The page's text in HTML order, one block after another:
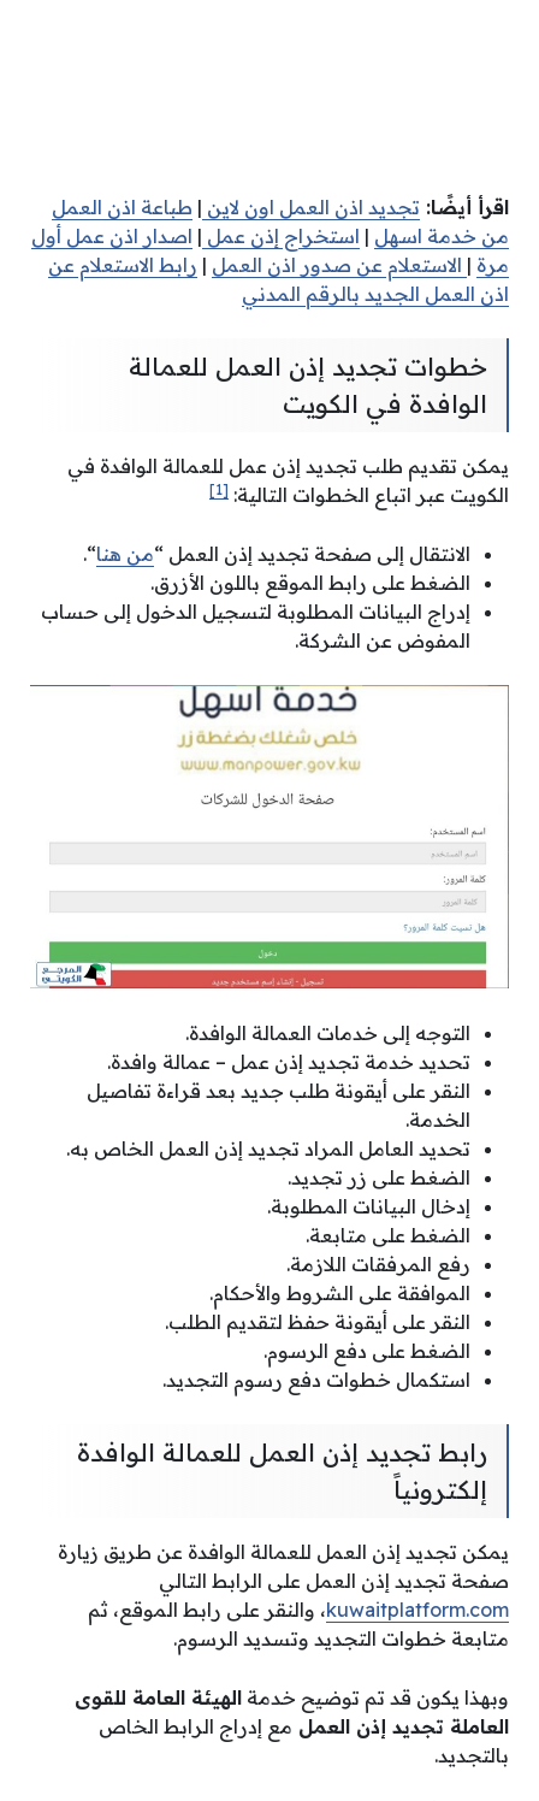
اقرأ أيضًا: تجديد اذن العمل اون لاين | طباعة اذن العمل
من خدمة اسهل | استخراج إذن عمل | اصدار اذن عمل أول
مرة | الاستعلام عن صدور اذن العمل | رابط الاستعلام عن
اذن العمل الجديد بالرقم المدني
خطوات تجديد إذن العمل للعمالة
الوافدة في الكويت
يمكن تقديم طلب تجديد إذن عمل للعمالة الوافدة في
الكويت عبر اتباع الخطوات التالية: [1]
الانتقال إلى صفحة تجديد إذن العمل “من هنا“.
الضغط على رابط الموقع باللون الأزرق.
إدراج البيانات المطلوبة لتسجيل الدخول إلى حساب
المفوض عن الشركة.
التوجه إلى خدمات العمالة الوافدة.
تحديد خدمة تجديد إذن عمل – عمالة وافدة.
النقر على أيقونة طلب جديد بعد قراءة تفاصيل
الخدمة.
تحديد العامل المراد تجديد إذن العمل الخاص به.
الضغط على زر تجديد.
إدخال البيانات المطلوبة.
الضغط على متابعة.
رفع المرفقات اللازمة.
الموافقة على الشروط والأحكام.
النقر على أيقونة حفظ لتقديم الطلب.
الضغط على دفع الرسوم.
استكمال خطوات دفع رسوم التجديد.
رابط تجديد إذن العمل للعمالة الوافدة
إلكترونياً
يمكن تجديد إذن العمل للعمالة الوافدة عن طريق زيارة
صفحة تجديد إذن العمل على الرابط التالي
kuwaitplatform.com، والنقر على رابط الموقع، ثم
متابعة خطوات التجديد وتسديد الرسوم.
وبهذا يكون قد تم توضيح خدمة الهيئة العامة للقوى
العاملة تجديد إذن العمل مع إدراج الرابط الخاص
بالتجديد.